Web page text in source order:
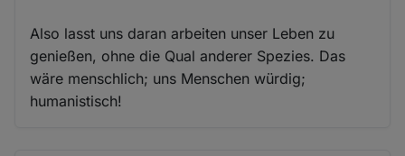
Also lasst uns daran arbeiten unser Leben zu
genießen, ohne die Qual anderer Spezies. Das
wäre menschlich; uns Menschen würdig;
humanistisch!